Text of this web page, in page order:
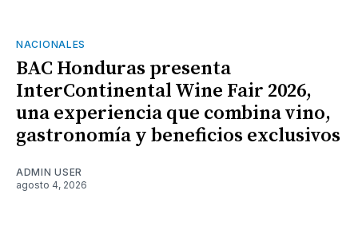
NACIONALES
BAC Honduras presenta
InterContinental Wine Fair 2026,
una experiencia que combina vino,
gastronomía y beneficios exclusivos
ADMIN USER
agosto 4, 2026